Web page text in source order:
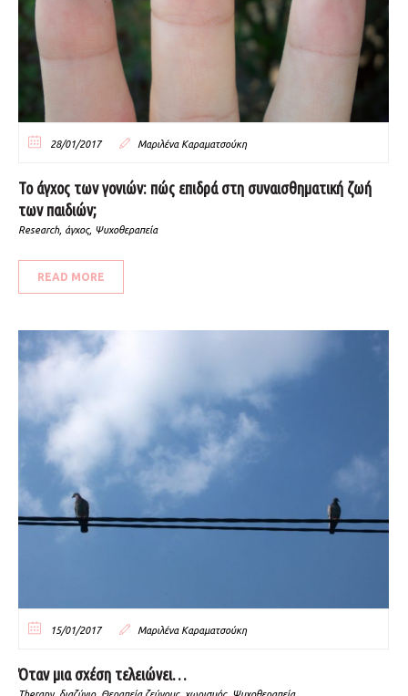
28/01/2017 Μαριλένα Καραματσούκη
Το άγχος των γονιών: πώς επιδρά στη συναισθηματική ζωή
των παιδιών;
Research, άγχος, Ψυχοθεραπεία
READ MORE
15/01/2017 Μαριλένα Καραματσούκη
Όταν μια σχέση τελειώνει…